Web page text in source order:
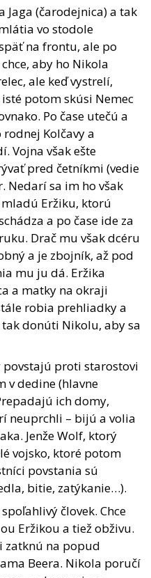
Jaga (čarodejnica) a tak
vo stodole
na frontu, ale po
aby ho Nikola
ale keď vystrelí,
potom skúsi Nemec
Po čase utečú a
Kolčavy a
Vojna však ešte
pred četníkmi (vedie
Nedarí sa im ho však
Eržiku, ktorú
a po čase ide za
Drač mu však dcéru
a je zbojník, až pod
mu ju dá. Eržika
a matky na okraji
robia prehliadky a
donúti Nikolu, aby sa
povstajú proti starostovi
v dedine (hlavne
ich domy,
neuprchli – bijú a volia
Jenže Wolf, ktorý
vojsko, ktoré potom
povstania sú
bitie, zatýkanie…).
človek. Chce
Eržikou a tiež obživu.
zatknú na popud
Beera. Nikola poručí